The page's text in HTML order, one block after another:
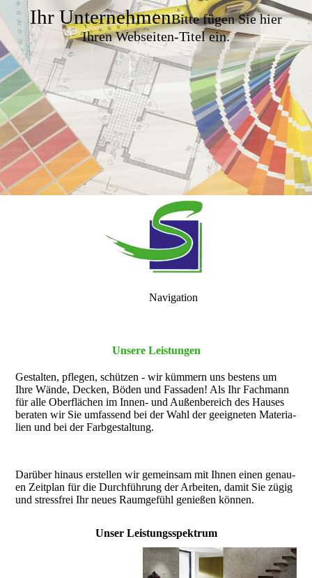
Ihr UnternehmenBitte fügen Sie hier
Ihren Webseiten-Titel ein.
Navigation
Unsere Leis­tungen
Gestalten, pflegen, schüt­zen - wir küm­mern uns bes­tens um
Ihre Wände, Decken, Bö­den und Fassa­den! Als Ihr Fach­mann
für alle Ober­flä­chen im Innen- und Außen­bereich des Hau­ses
bera­ten wir Sie um­fassend bei der Wahl der geeig­neten Materia­
lien und bei der Farb­gestal­tung.
Darüber hinaus erstel­len wir gemein­sam mit Ihnen einen genau­
en Zeit­plan für die Durch­füh­rung der Arbei­ten, damit Sie zügig
und stress­frei Ihr neues Raum­gefühl genie­ßen können.
Unser Leistungs­spektrum